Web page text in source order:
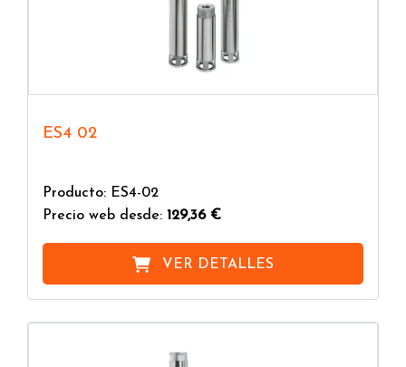
ES4 02
Producto: ES4-02
Precio web desde: 129,36 €
VER DETALLES